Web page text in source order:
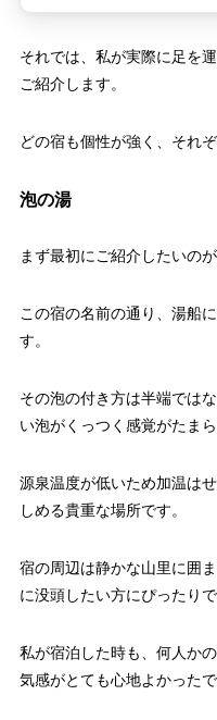
それでは、私が実際に足を
ご紹介します。
どの宿も個性が強く、それ
泡の湯
まず最初にご紹介したいの
この宿の名前の通り、湯船
す。
その泡の付き方は半端では
い泡がくっつく感覚がたまら
源泉温度が低いため加温は
しめる貴重な場所です。
宿の周辺は静かな山里に囲
に没頭したい方にぴったりで
私が宿泊した時も、何人か
気感がとても心地よかったで